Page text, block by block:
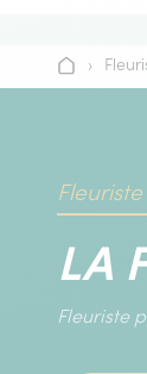
Accueil
›
LA
Fleuriste